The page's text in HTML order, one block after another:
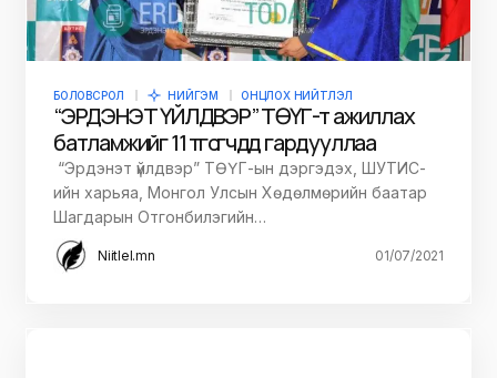
БОЛОВСРОЛ НИЙГЭМ ОНЦЛОХ НИЙТЛЭЛ
“ЭРДЭНЭТ ҮЙЛДВЭР” ТӨҮГ-т ажиллах
батламжийг 11 төгсөгчдөд гардууллаа
“Эрдэнэт үйлдвэр” ТӨҮГ-ын дэргэдэх, ШУТИС-
ийн харьяа, Монгол Улсын Хөдөлмөрийн баатар
Шагдарын Отгонбилэгийн…
Niitlel.mn 01/07/2021